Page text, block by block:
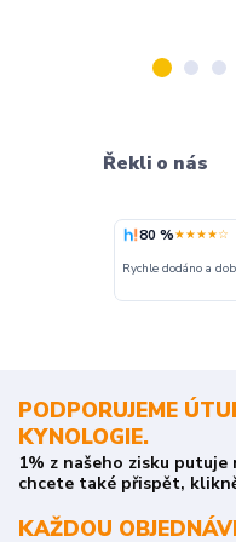
Řekli o nás
80 %★★★★☆
Rychle dodáno a
PODPORUJEME
KYNOLOGIE.
1% z našeho zisku
chcete také přispět,
KAŽDOU